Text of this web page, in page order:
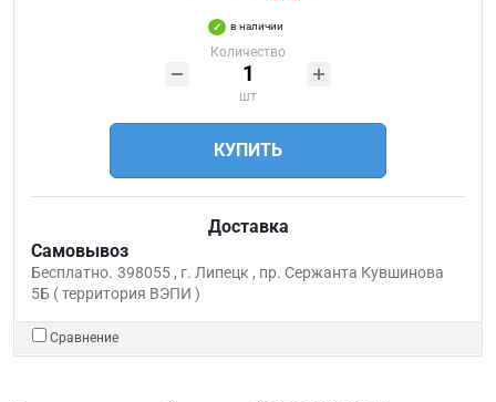
в наличии
Количество
шт
КУПИТЬ
Доставка
Самовывоз
Бесплатно. 398055 , г. Липецк , пр. Сержанта Кувшинова
5Б ( территория ВЭПИ )
Сравнение